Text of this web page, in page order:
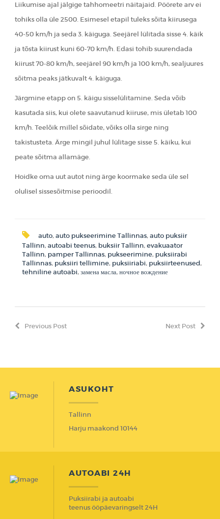
Liikumise ajal jälgige tahhomeetri näitajaid. Pöörete arv ei
tohiks olla üle 2500. Esimesel etapil tuleks sõita kiirusega
40-50 km/h ja seda 3. käiguga. Seejärel lülitada sisse 4. käik
ja tõsta kiirust kuni 60-70 km/h. Edasi tohib suurendada
kiirust 70-80 km/h, seejärel 90 km/h ja 100 km/h, sealjuures
sõitma peaks jätkuvalt 4. käiguga.
Järgmine etapp on 5. käigu sisselülitamine. Seda võib
kasutada siis, kui olete saavutanud kiiruse, mis ületab 100
km/h. Teelõik millel sõidate, võiks olla sirge ning
takistusteta. Ärge mingil juhul lülitage sisse 5. käiku, kui
peate sõitma allamäge.
Hoidke oma uut autot ning ärge koormake seda üle sel
olulisel sissesõitmise perioodil.
auto, auto pukseerimine Tallinnas, auto puksiir
Tallinn, autoabi teenus, buksiir Tallinn, evakuaator
Tallinn, pamper Tallinnas, pukseerimine, puksiirabi
Tallinnas, puksiiri tellimine, puksiiriabi, puksiirteenused,
tehniline autoabi, замена масла, ночное вождение
Previous Post Next Post
ASUKOHT
Tallinn
Harju maakond 10144
AUTOABI 24H
Puksiirabi ja autoabi
teenus ööpäevaringselt 24H